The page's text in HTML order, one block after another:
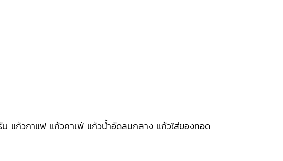
แก้วกาแฟ แก้วคาเฟ่ แก้วน้ำอัดลมกลาง แก้วใส่ของทอด